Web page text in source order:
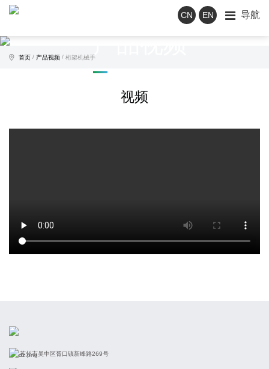
CN EN 导航
产品视频
首页 / 产品视频 /桁架机械手
视频
苏州市吴中区胥口镇新峰路269号